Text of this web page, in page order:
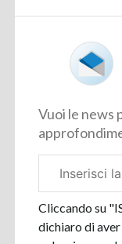
Vuoi le news
aziendale
Cliccando su
dichiaro di